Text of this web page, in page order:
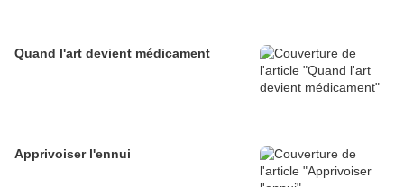
Quand l'art devient médicament
Apprivoiser l'ennui